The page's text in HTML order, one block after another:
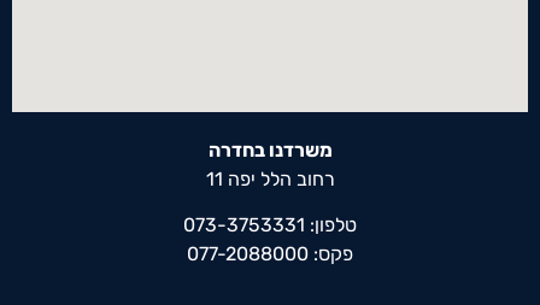
משרדנו בחדרה
רחוב הלל יפה 11
טלפון: 073-3753331
פקס: 077-2088000